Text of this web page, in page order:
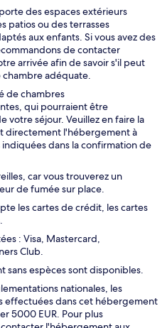
des espaces extérieurs
patios ou des terrasses
aux enfants. Si vous avez des
de contacter
arrivée afin de savoir s'il peut
chambre adéquate.
de chambres
qui pourraient être
votre séjour. Veuillez en faire la
directement l'hébergement à
dans la confirmation de
car vous trouverez un
de fumée sur place.
les cartes de crédit, les cartes
: Visa, Mastercard,
Club.
sans espèces sont disponibles.
nationales, les
effectuées dans cet hébergement
5000 EUR. Pour plus